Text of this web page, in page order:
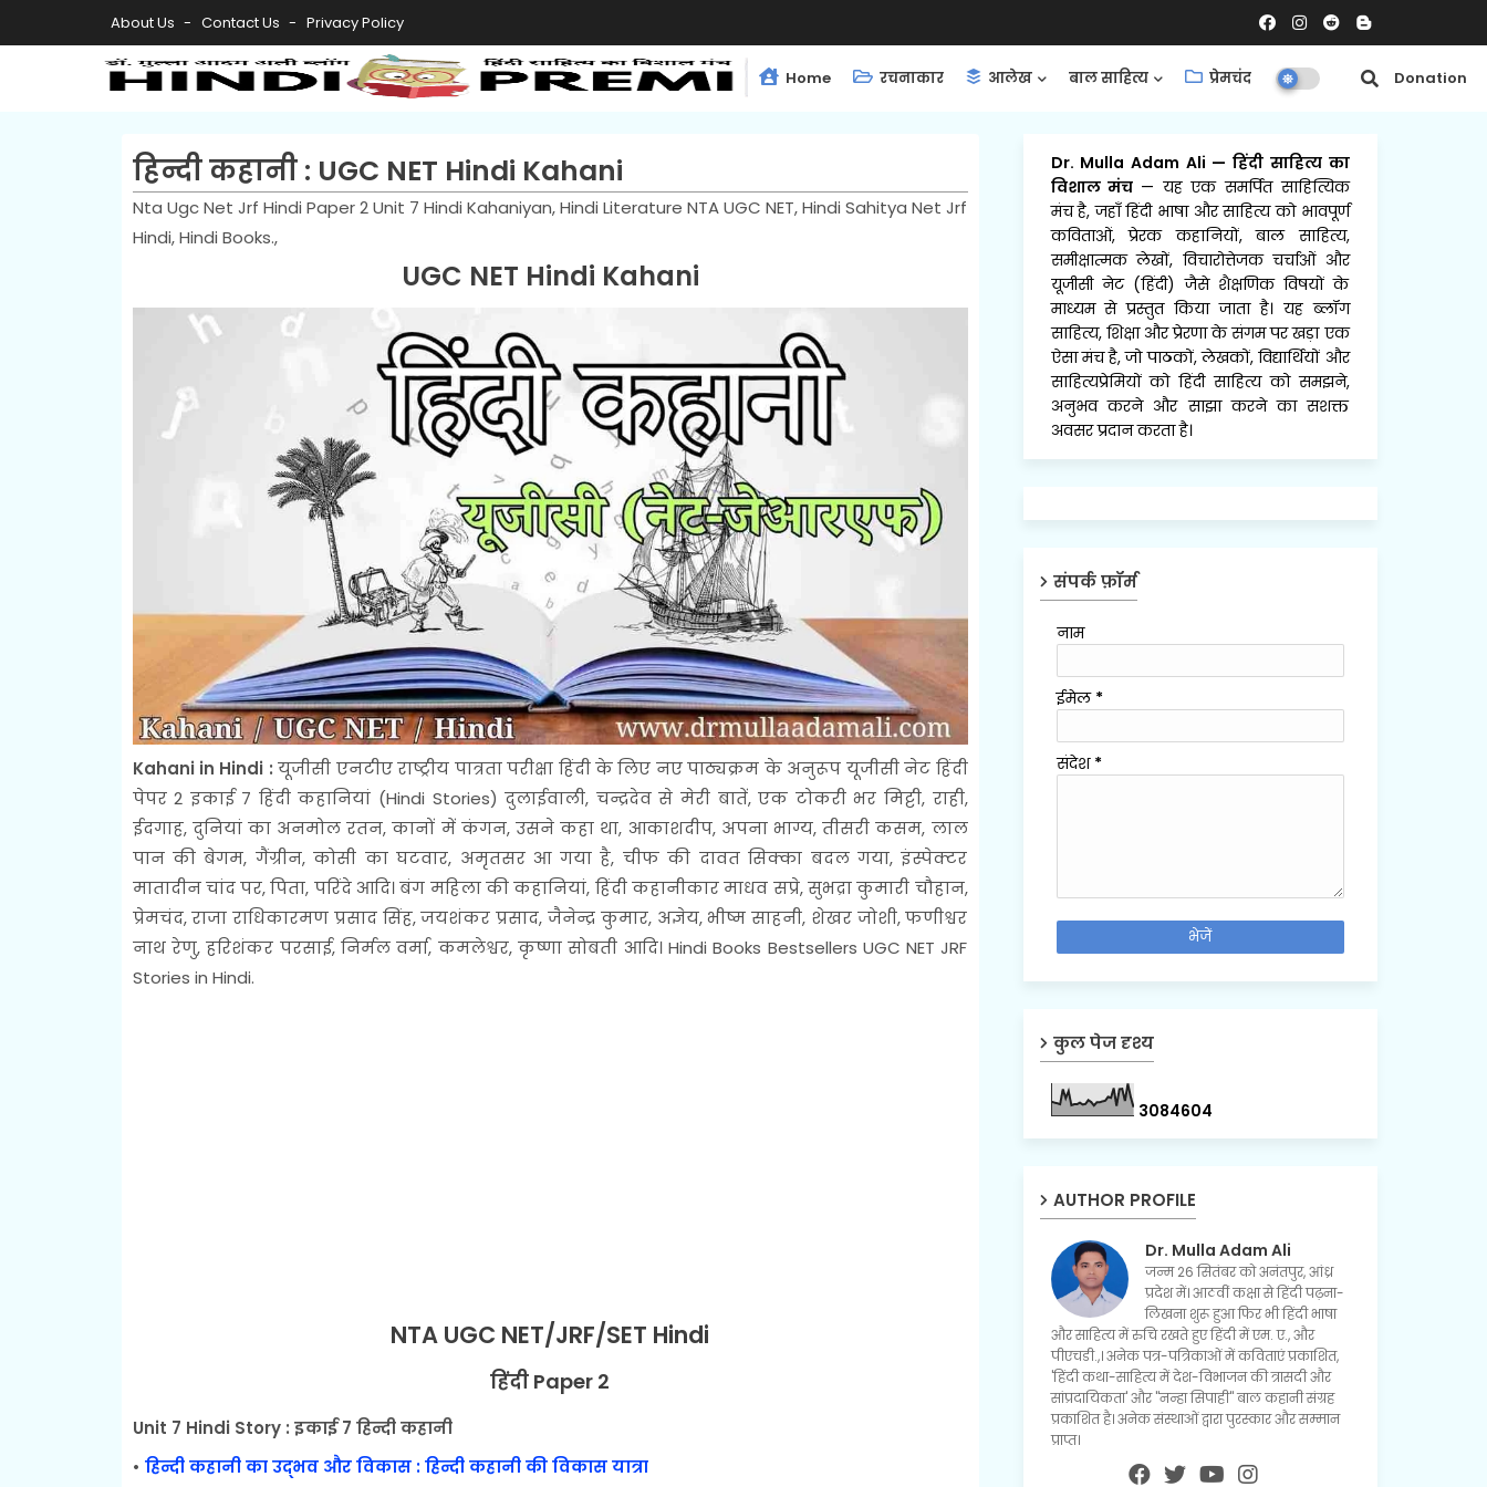
About Us Contact Us Privacy Policy
Home रचनाकार आलेख बाल साहित्य प्रेमचंद समीक्षाएँ Donation
हिन्दी कहानी : UGC NET Hindi Kahani
Nta Ugc Net Jrf Hindi Paper 2 Unit 7 Hindi Kahaniyan, Hindi Literature NTA UGC NET, Hindi Sahitya Net Jrf
Hindi, Hindi Books.,
UGC NET Hindi Kahani
Kahani in Hindi :यूजीसी एनटीए राष्ट्रीय पात्रता परीक्षा हिंदी के लिए नए पाठ्यक्रम के अनुरूप यूजीसी नेट हिंदी
पेपर 2 इकाई 7 हिंदी कहानियां (Hindi Stories) दुलाईवाली, चन्द्रदेव से मेरी बातें, एक टोकरी भर मिट्टी, राही,
ईदगाह, दुनियां का अनमोल रतन, कानों में कंगन, उसने कहा था, आकाशदीप, अपना भाग्य, तीसरी कसम, लाल
पान की बेगम, गैंग्रीन, कोसी का घटवार, अमृतसर आ गया है, चीफ की दावत सिक्का बदल गया, इंस्पेक्टर
मातादीन चांद पर, पिता, परिंदे आदि। बंग महिला की कहानियां, हिंदी कहानीकार माधव सप्रे, सुभद्रा कुमारी चौहान,
प्रेमचंद, राजा राधिकारमण प्रसाद सिंह, जयशंकर प्रसाद, जैनेन्द्र कुमार, अज्ञेय, भीष्म साहनी, शेखर जोशी, फणीश्वर
नाथ रेणु, हरिशंकर परसाई, निर्मल वर्मा, कमलेश्वर, कृष्णा सोबती आदि। Hindi Books Bestsellers UGC NET JRF
Stories in Hindi.
NTA UGC NET/JRF/SET Hindi
हिंदी Paper 2
Unit 7 Hindi Story : इकाई 7 हिन्दी कहानी
• हिन्दी कहानी का उद्भव और विकास : हिन्दी कहानी की विकास यात्रा
Dr. Mulla Adam Ali —हिंदी साहित्य का
विशाल मंच — यह एक समर्पित साहित्यिक
मंच है, जहाँ हिंदी भाषा और साहित्य को भावपूर्ण
कविताओं, प्रेरक कहानियों, बाल साहित्य,
समीक्षात्मक लेखों, विचारोत्तेजक चर्चाओं और
यूजीसी नेट (हिंदी) जैसे शैक्षणिक विषयों के
माध्यम से प्रस्तुत किया जाता है। यह ब्लॉग
साहित्य, शिक्षा और प्रेरणा के संगम पर खड़ा एक
ऐसा मंच है, जो पाठकों, लेखकों, विद्यार्थियों और
साहित्यप्रेमियों को हिंदी साहित्य को समझने,
अनुभव करने और साझा करने का सशक्त
अवसर प्रदान करता है।
संपर्क फ़ॉर्म
नाम
ईमेल *
संदेश *
कुल पेज दृश्य
3084604
AUTHOR PROFILE
Dr. Mulla Adam Ali
जन्म 26 सितंबर को अनंतपुर, आंध्र
प्रदेश में। आठवीं कक्षा से हिंदी पढ़ना-
लिखना शुरू हुआ फिर भी हिंदी भाषा
और साहित्य में रुचि रखते हुए हिंदी में एम. ए., और
पीएचडी.,। अनेक पत्र-पत्रिकाओं में कविताएं प्रकाशित,
'हिंदी कथा-साहित्य में देश-विभाजन की त्रासदी और
सांप्रदायिकता' और "नन्हा सिपाही" बाल कहानी संग्रह
प्रकाशित है। अनेक संस्थाओं द्वारा पुरस्कार और सम्मान
प्राप्त।